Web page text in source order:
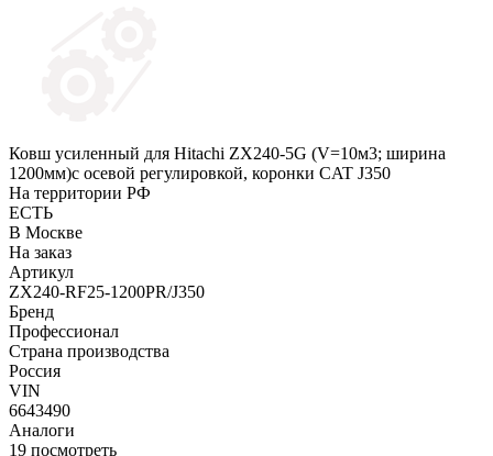
Ковш усиленный для Hitachi ZX240-5G (V=10м3; ширина
1200мм)c осевой регулировкой, коронки CAT J350
На территории РФ
ЕСТЬ
В Москве
На заказ
Артикул
ZX240-RF25-1200PR/J350
Бренд
Профессионал
Страна производства
Россия
VIN
6643490
Аналоги
19 посмотреть